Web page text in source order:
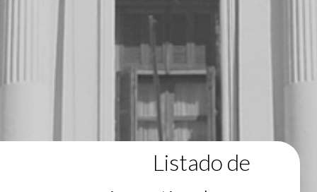
Listado de